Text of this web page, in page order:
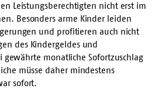
Leistungsberechtigten nicht erst im
Besonders arme Kinder leiden
und profitieren auch nicht
des Kindergeldes und
gewährte monatliche Sofortzuschlag
müsse daher mindestens
sofort.